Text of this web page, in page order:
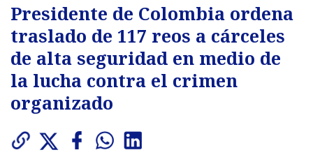
Presidente de Colombia ordena
traslado de 117 reos a cárceles
de alta seguridad en medio de
la lucha contra el crimen
organizado